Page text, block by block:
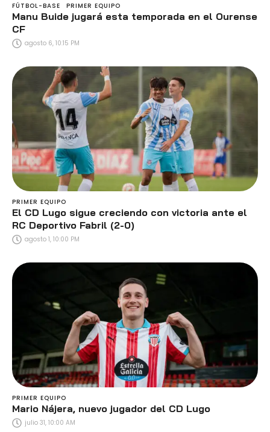
FÚTBOL-BASE PRIMER EQUIPO
Manu Buide jugará esta temporada en el Ourense
CF
agosto 6, 10:15 PM
PRIMER EQUIPO
El CD Lugo sigue creciendo con victoria ante el
RC Deportivo Fabril (2-0)
agosto 1, 10:00 PM
PRIMER EQUIPO
Mario Nájera, nuevo jugador del CD Lugo
julio 31, 10:00 AM